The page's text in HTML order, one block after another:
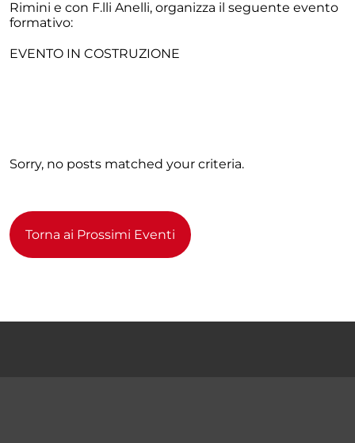
Rimini e con F.lli Anelli, organizza il seguente evento
formativo:
EVENTO IN COSTRUZIONE
Sorry, no posts matched your criteria.
Torna ai Prossimi Eventi